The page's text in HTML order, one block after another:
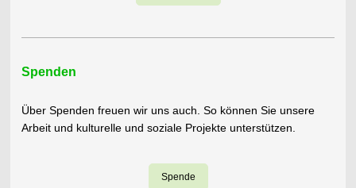
Spenden
Über Spenden freuen wir uns auch. So können Sie unsere
Arbeit und kulturelle und soziale Projekte unterstützen.
Spende